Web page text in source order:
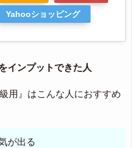
Yahooショッピング
インプットできた人
用』はこんな人におすすめ
が出る